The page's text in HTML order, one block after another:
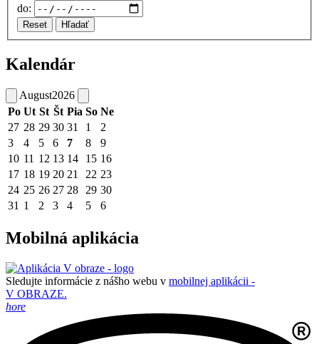
do:
Reset Hľadať
Kalendár
August2026
Po Ut St Št Pia So Ne
27 28 29 30 31 1
2
3
4 5 6 7 8
9
10 11 12 13 14 15 16
17 18 19 20 21 22 23
24 25 26 27 28 29 30
31 1 2 3 4 5 6
Mobilná aplikácia
Sledujte informácie z nášho webu v mobilnej aplikácii -
V OBRAZE.
hore